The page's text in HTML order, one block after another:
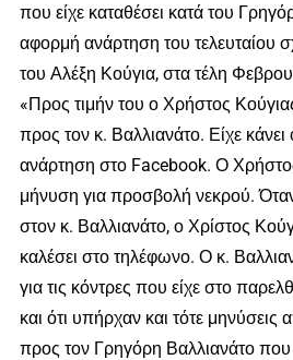
που είχε καταθέσει κατά του
αφορμή ανάρτηση του τελευταίου
του Αλέξη Κούγια, στα τέλη Φεβρου
«Προς τιμήν του ο Χρήστος
προς τον κ. Βαλλιανάτο. Είχε κάνει
ανάρτηση στο Facebook. Ο
μήνυση για προσβολή νεκρού.
στον κ. Βαλλιανάτο, ο Χρίστος
καλέσει στο τηλέφωνο. Ο κ.
για τις κόντρες που είχε στο
και ότι υπήρχαν και τότε
προς τον Γρηγόρη Βαλλιανάτο